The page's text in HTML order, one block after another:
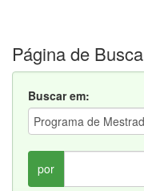
Página de Busca
Buscar em:
por